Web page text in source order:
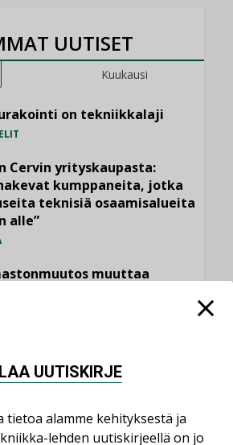
UUTISET
Kuukausi
on tekniikkalaji
Cervin yrityskaupasta:
kumppaneita, jotka
teknisiä osaamisalueita
alle”
muuttaa
,TILAAJILLE
menetelmät
asemansa taloyhtiöissä
UUTISKIRJE
tietoa alamme kehityksestä ja
lehden uutiskirjeellä on jo